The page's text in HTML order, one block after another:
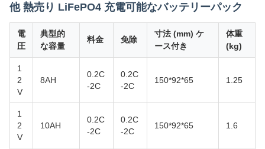
他 熱売り LiFePO4 充電可能なバッテリーパック
電
圧
典型的
な容量
料金 免除
寸法 (mm) ケ
ース付き
体重
(kg)
1
2
V
8AH
0.2C
-2C
0.2C
-2C
150*92*65 1.25
1
2
V
10AH
0.2C
-2C
0.2C
-2C
150*92*65 1.6